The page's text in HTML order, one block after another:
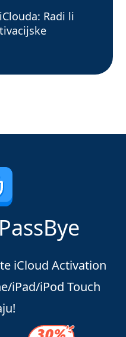
Radi li
iCloud Activation
iPad/iPod Touch